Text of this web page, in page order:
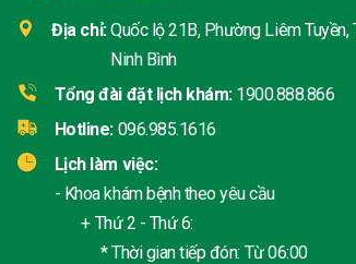
Địa chỉ:Quốc lộ 21B, Phường Liêm Tuyền,
Ninh Bình
Tổng đài đặt lịch khám: 1900.888.866
Hotline: 096.985.1616
Lịch làm việc:
- Khoa khám bệnh theo yêu cầu
+ Thứ 2 - Thứ 6:
* Thời gian tiếp đón: Từ 06:00